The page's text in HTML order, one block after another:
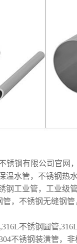
锈钢有限公司官网
温水管，不锈钢热
钢工业管，工业级
，不锈钢无缝钢
不锈钢圆管
不锈钢装潢管，